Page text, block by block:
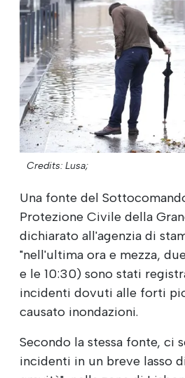
Credits: Lusa;
Una fonte del
Protezione Civile della
dichiarato all'agenzia di
"nell'ultima ora e mezza,
e le 10:30) sono stati
incidenti dovuti alle forti
causato inondazioni.
Secondo la stessa fonte, ci
incidenti in un breve lasso